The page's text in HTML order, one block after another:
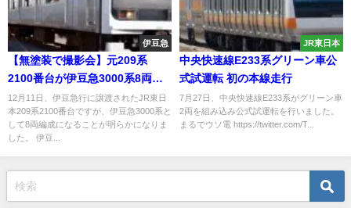
伊豆急
【無塗装で撮影会】元209系
2100番台が伊豆急3000系8両編
成としてデビュー 2022年春
12月11日、伊豆急行に譲渡されたJR東日
本209系2100番台ですが、伊豆急3000系と
して8両編成になることが明らかになりま
した。 伊豆...
JR東日本
中央快速線E233系グリーン車公
式試運転 初の本線走行
7月27日、中央快速線E233系がグリーン車
2両を組み込み公式試運転を行いました。
まるでウソ電 https://twitter.com/T...